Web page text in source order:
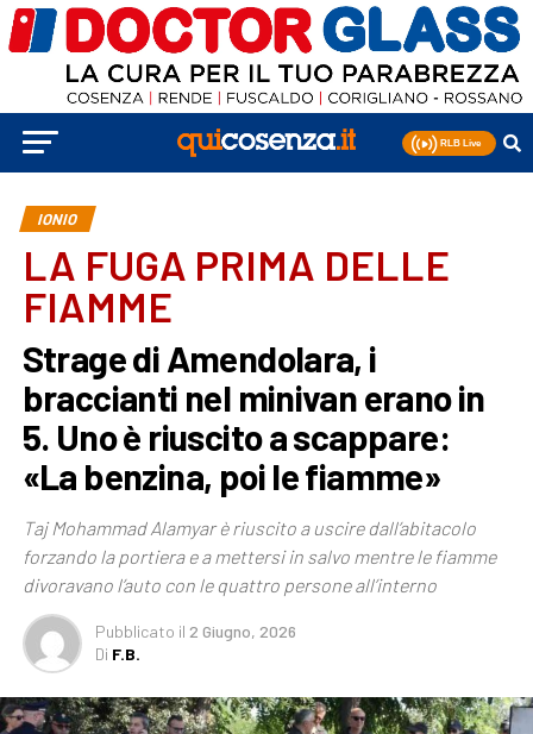
IONIO
LA FUGA PRIMA DELLE
FIAMME
Strage di Amendolara, i
braccianti nel minivan erano in
5. Uno è riuscito a scappare:
«La benzina, poi le fiamme»
Taj Mohammad Alamyar è riuscito a uscire dall’abitacolo
forzando la portiera e a mettersi in salvo mentre le fiamme
divoravano l’auto con le quattro persone all’interno
Pubblicato il 2 Giugno, 2026
Di F.B.